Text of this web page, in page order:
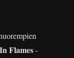
In Flames-